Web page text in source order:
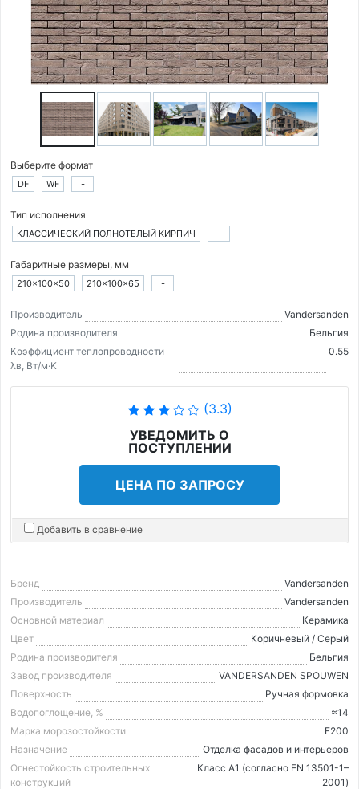
Выберите формат
DF WF -
Тип исполнения
КЛАССИЧЕСКИЙ ПОЛНОТЕЛЫЙ КИРПИЧ -
Габаритные размеры, мм
210×100×50 210×100×65 -
Производитель
Vandersanden
Родина производителя
Бельгия
Коэффициент теплопроводности
λв, Вт/м·K
0.55
(3.3)
УВЕДОМИТЬ О
ПОСТУПЛЕНИИ
ЦЕНА ПО ЗАПРОСУ
Добавить в сравнение
Бренд
Vandersanden
Производитель
Vandersanden
Основной материал
Керамика
Цвет
Коричневый / Серый
Родина производителя
Бельгия
Завод производителя
VANDERSANDEN SPOUWEN
Поверхность
Ручная формовка
Водопоглощение, %
≈14
Марка морозостойкости
F200
Назначение
Отделка фасадов и интерьеров
Огнестойкость строительных
конструкций
Класс А1 (согласно EN 13501-1–
2001)